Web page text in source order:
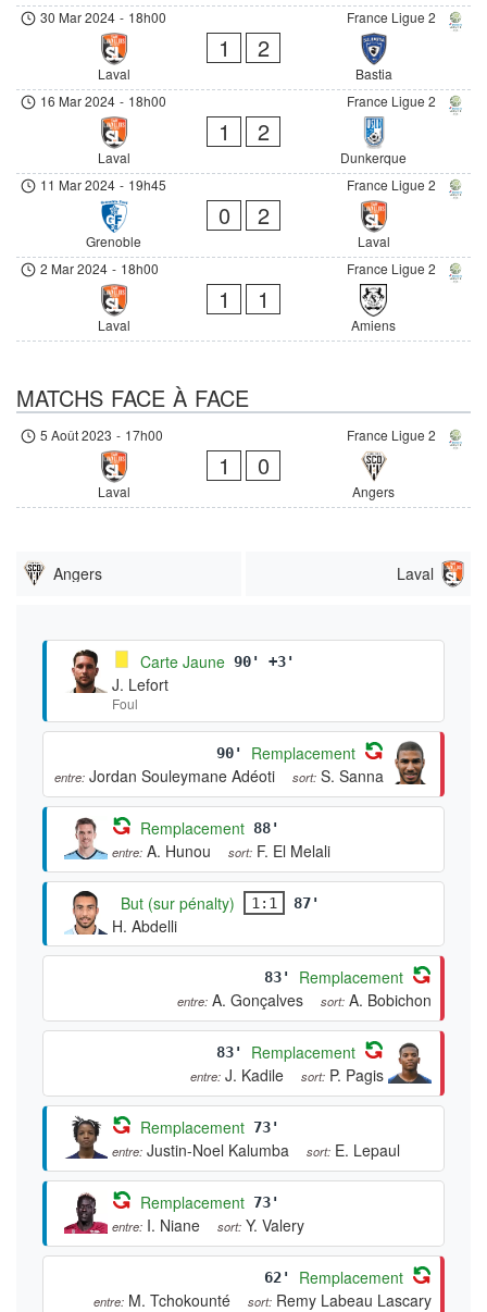
France Ligue 2
30 Mar 2024 - 18h00
Laval
1 2
Bastia
France Ligue 2
16 Mar 2024 - 18h00
Laval
1 2
Dunkerque
France Ligue 2
11 Mar 2024 - 19h45
Grenoble
0 2
Laval
France Ligue 2
2 Mar 2024 - 18h00
Laval
1 1
Amiens
MATCHS FACE À FACE
France Ligue 2
5 Août 2023 - 17h00
Laval
1 0
Angers
Angers Laval
Carte Jaune 90' +3'
J. Lefort
Foul
90' Remplacement
entre: Jordan Souleymane Adéoti sort: S. Sanna
Remplacement 88'
entre: A. Hunou sort: F. El Melali
But (sur pénalty) 1:1 87'
H. Abdelli
83' Remplacement
entre: A. Gonçalves sort: A. Bobichon
83' Remplacement
entre: J. Kadile sort: P. Pagis
Remplacement 73'
entre: Justin-Noel Kalumba sort: E. Lepaul
Remplacement 73'
entre: I. Niane sort: Y. Valery
62' Remplacement
entre: M. Tchokounté sort: Remy Labeau Lascary